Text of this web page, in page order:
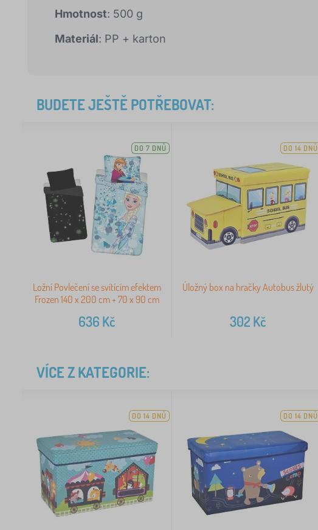
Hmotnost: 500 g
Materiál: PP + karton
BUDETE JEŠTĚ POTŘEBOVAT:
DO 7 DNŮ
Ložní Povlečení se svítícím efektem
Frozen 140 x 200 cm + 70 x 90 cm
636 Kč
DO 14 DNŮ
Úložný box na hračky Autobus žlutý
302 Kč
VÍCE Z KATEGORIE:
DO 14 DNŮ DO 14 DNŮ